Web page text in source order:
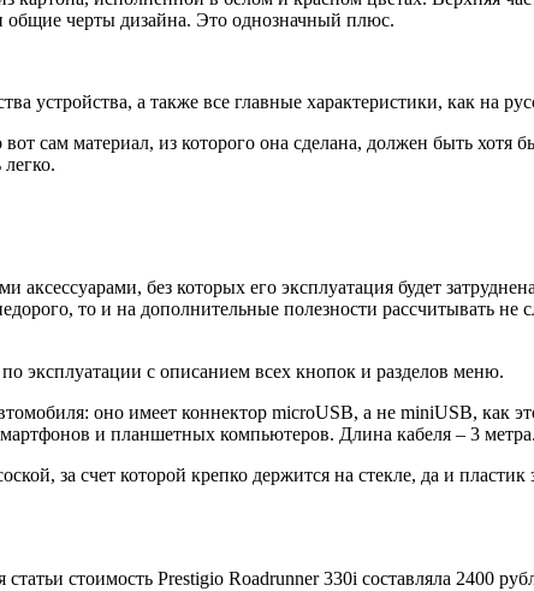
общие черты дизайна. Это однозначный плюс.
устройства, а также все главные характеристики, как на
сам материал, из которого она сделана, должен быть хотя
без которых его эксплуатация будет
то и на дополнительные полезности рассчитывать не
эксплуатации с описанием всех кнопок и разделов меню.
оно имеет коннектор microUSB, а не miniUSB, как
и планшетных компьютеров. Длина кабеля – 3 метра.
за счет которой крепко держится на стекле, да и
стоимость Prestigio Roadrunner 330i составляла 2400